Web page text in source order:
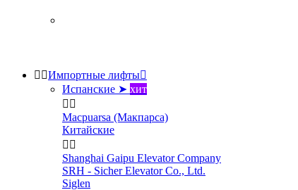
 Импортные лифты
Испанские ➤ хит
 
Macpuarsa (Макпарса)
Китайские
 
Shanghai Gaipu Elevator Company
SRH - Sicher Elevator Co., Ltd.
Siglen